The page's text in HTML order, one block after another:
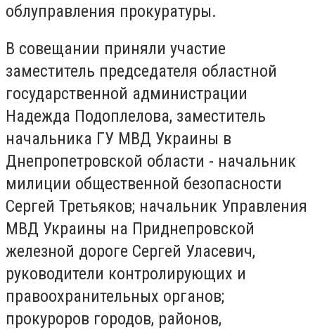
облуправления прокуратуры.
В совещании приняли участие
заместитель председателя областной
государственной администрации
Надежда Подоплелова, заместитель
начальника ГУ МВД Украины в
Днепропетровской области - начальник
милиции общественной безопасности
Сергей Третьяков; начальник Управления
МВД Украины на Приднепровской
железной дороге Сергей Уласевич,
руководители контролирующих и
правоохранительных органов;
прокуроров городов, районов,